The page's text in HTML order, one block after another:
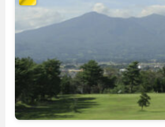
(14)
(23)
(22)
(26)